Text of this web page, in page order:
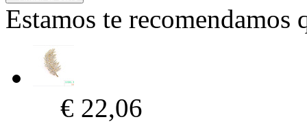
Estamos te recomendamos
€ 22,06